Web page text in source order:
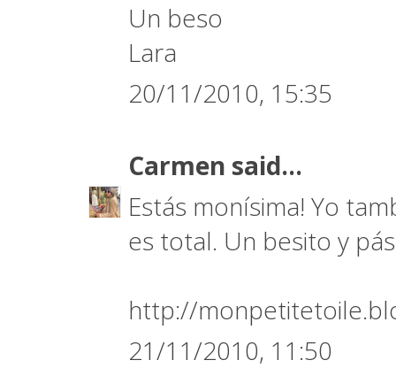
Un beso
Lara
20/11/2010, 15:35
Carmen said...
Estás monísima! Yo
es total. Un besito y
http://
21/11/2010, 11:50